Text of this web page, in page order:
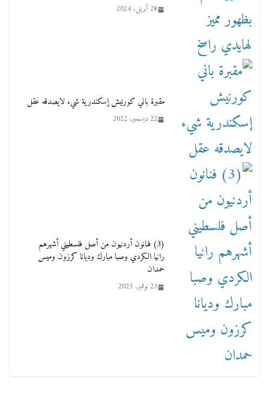
28 أبريل، 2024
مقبرة باني كورنيش إسكندرية شيء لايصدقه عقل
22 ديسمبر، 2022
(3) فنانون أردنيون من أصل فلسطيني أشهرهم
رانيا الكردي وصبا مبارك وديانا كرزون وميس
حمدان
23 نوفمبر، 2023